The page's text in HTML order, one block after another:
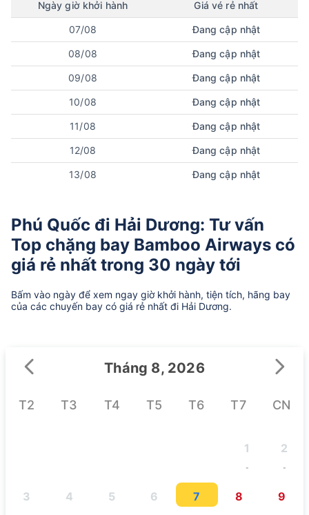
Ngày giờ khởi hành Giá vé rẻ nhất
07/08 Đang cập nhật
08/08 Đang cập nhật
09/08 Đang cập nhật
10/08 Đang cập nhật
11/08 Đang cập nhật
12/08 Đang cập nhật
13/08 Đang cập nhật
Phú Quốc đi Hải Dương: Tư vấn
Top chặng bay Bamboo Airways có
giá rẻ nhất trong 30 ngày tới
Bấm vào ngày để xem ngay giờ khởi hành, tiện tích, hãng bay
của các chuyến bay có giá rẻ nhất đi Hải Dương.
Tháng 8, 2026
T2 T3 T4 T5 T6 T7 CN
1
-
2
-
3 4 5 6 7 8 9